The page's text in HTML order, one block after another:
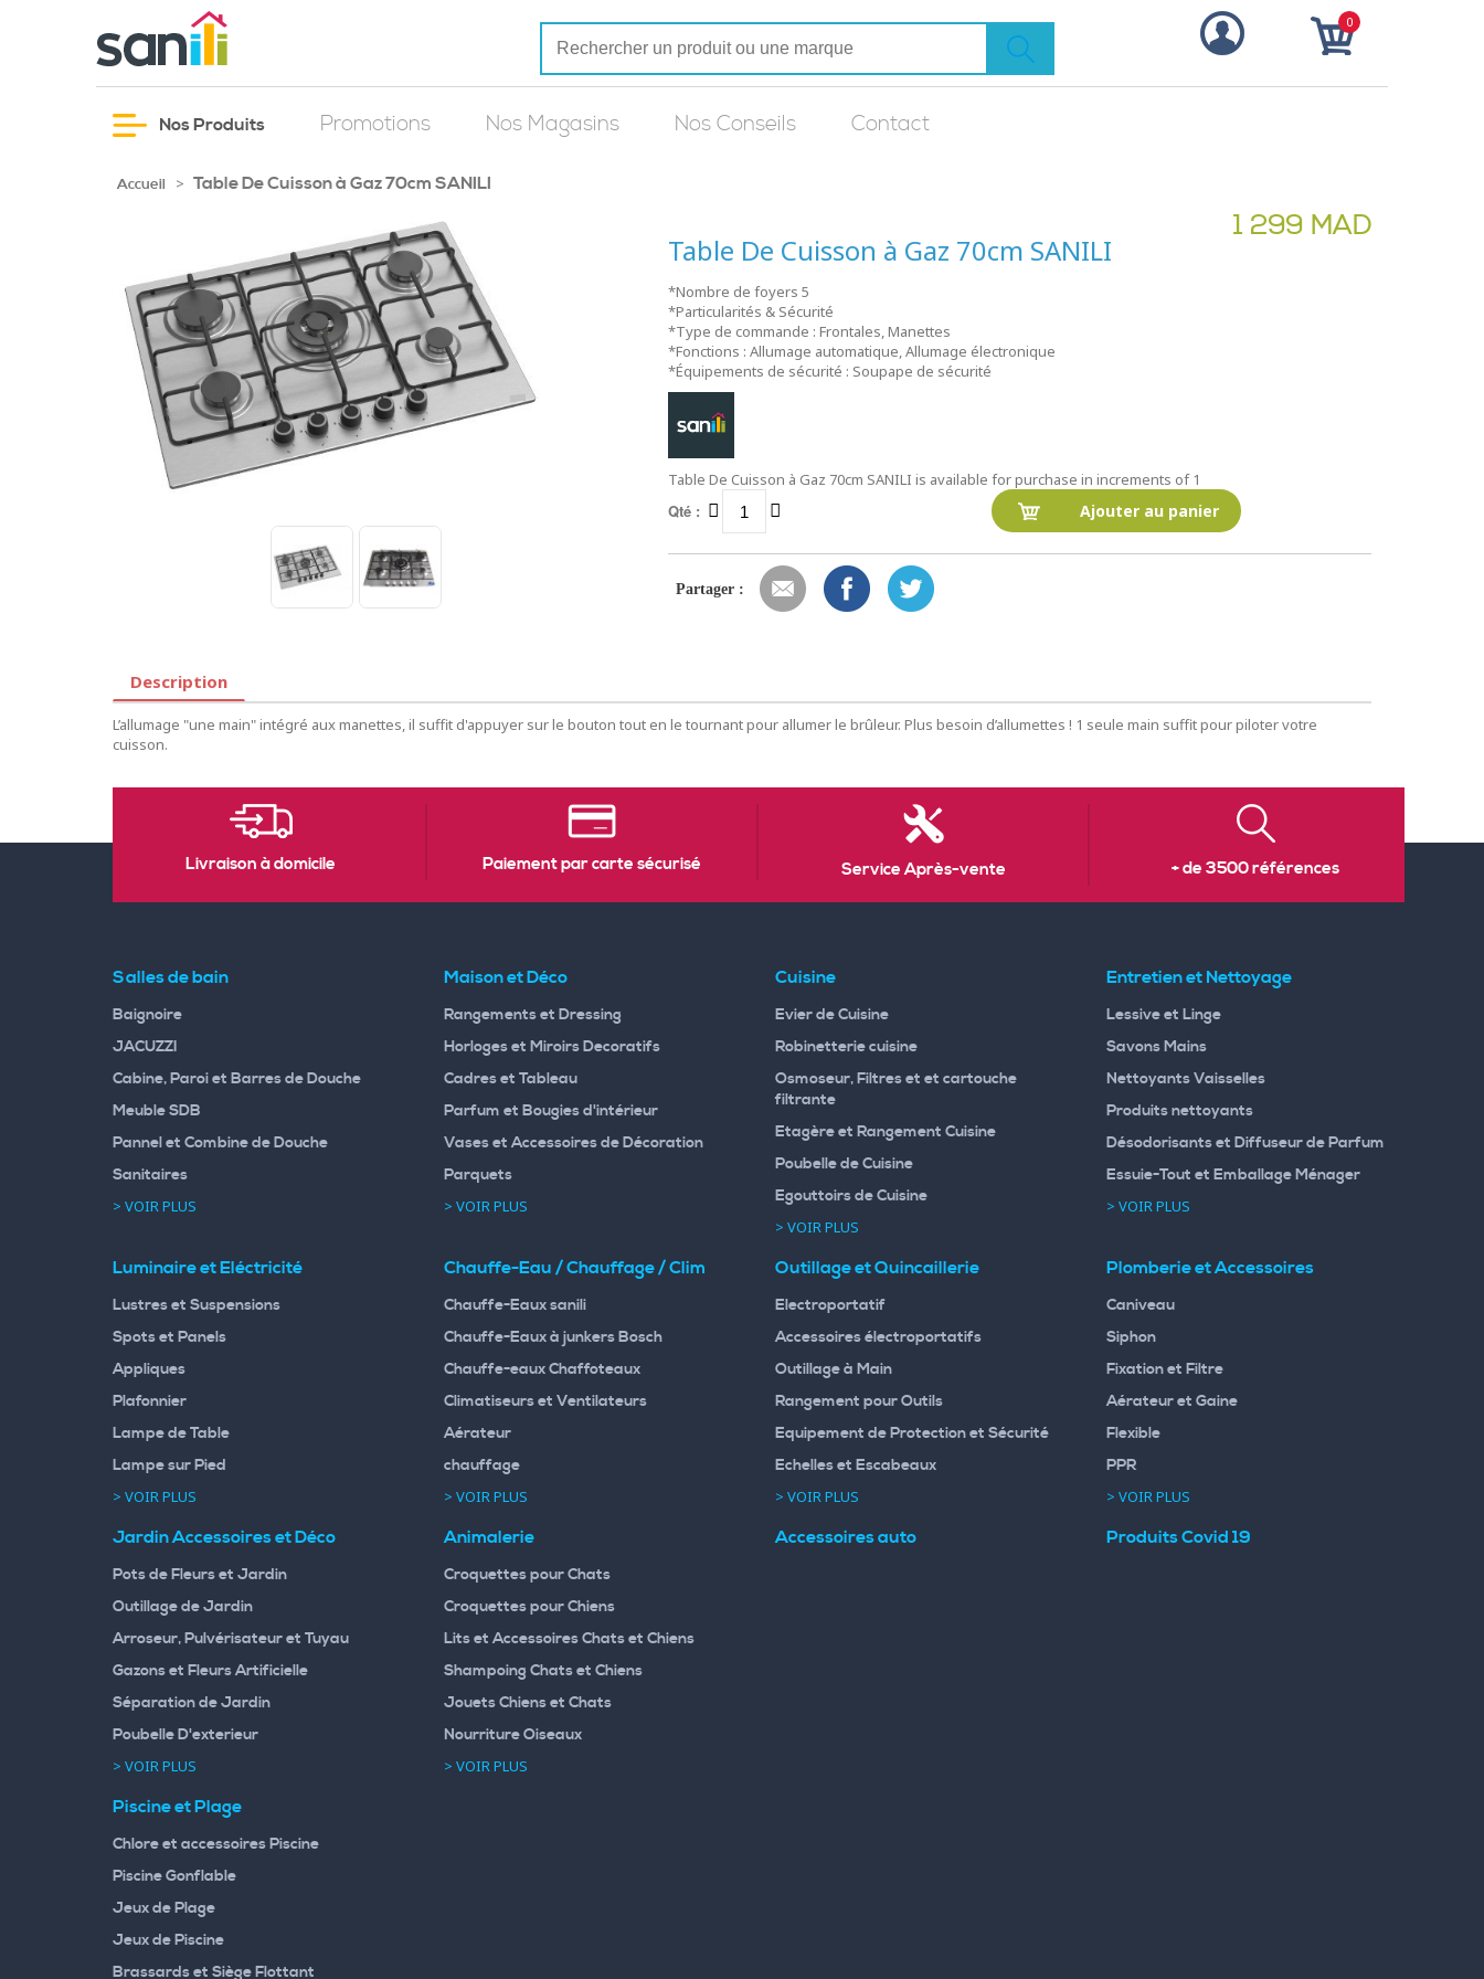
0
Nos Produits Promotions Nos Magasins Nos Conseils Contact
Accueil > Table De Cuisson à Gaz 70cm SANILI
Table De Cuisson à Gaz 70cm SANILI
1 299 MAD
*Nombre de foyers 5
*Particularités & Sécurité
*Type de commande : Frontales, Manettes
*Fonctions : Allumage automatique, Allumage électronique
*Équipements de sécurité : Soupape de sécurité
Table De Cuisson à Gaz 70cm SANILI is available for purchase in increments of 1
Qté : Ajouter au panier
Partager :
Description
L’allumage "une main" intégré aux manettes, il suffit d'appuyer sur le bouton tout en le tournant pour allumer le brûleur. Plus besoin d’allumettes ! 1 seule main suffit pour piloter votre
cuisson.
Livraison à domicile Paiement par carte sécurisé Service Après-vente + de 3500 références
Salles de bain
Baignoire
JACUZZI
Cabine, Paroi et Barres de Douche
Meuble SDB
Pannel et Combine de Douche
Sanitaires
> VOIR PLUS
Maison et Déco
Rangements et Dressing
Horloges et Miroirs Decoratifs
Cadres et Tableau
Parfum et Bougies d'intérieur
Vases et Accessoires de Décoration
Parquets
> VOIR PLUS
Cuisine
Evier de Cuisine
Robinetterie cuisine
Osmoseur, Filtres et et cartouche
filtrante
Etagère et Rangement Cuisine
Poubelle de Cuisine
Egouttoirs de Cuisine
> VOIR PLUS
Entretien et Nettoyage
Lessive et Linge
Savons Mains
Nettoyants Vaisselles
Produits nettoyants
Désodorisants et Diffuseur de Parfum
Essuie-Tout et Emballage Ménager
> VOIR PLUS
Luminaire et Eléctricité
Lustres et Suspensions
Spots et Panels
Appliques
Plafonnier
Lampe de Table
Lampe sur Pied
> VOIR PLUS
Chauffe-Eau / Chauffage / Clim
Chauffe-Eaux sanili
Chauffe-Eaux à junkers Bosch
Chauffe-eaux Chaffoteaux
Climatiseurs et Ventilateurs
Aérateur
chauffage
> VOIR PLUS
Outillage et Quincaillerie
Electroportatif
Accessoires électroportatifs
Outillage à Main
Rangement pour Outils
Equipement de Protection et Sécurité
Echelles et Escabeaux
> VOIR PLUS
Plomberie et Accessoires
Caniveau
Siphon
Fixation et Filtre
Aérateur et Gaine
Flexible
PPR
> VOIR PLUS
Jardin Accessoires et Déco
Pots de Fleurs et Jardin
Outillage de Jardin
Arroseur, Pulvérisateur et Tuyau
Gazons et Fleurs Artificielle
Séparation de Jardin
Poubelle D'exterieur
> VOIR PLUS
Animalerie
Croquettes pour Chats
Croquettes pour Chiens
Lits et Accessoires Chats et Chiens
Shampoing Chats et Chiens
Jouets Chiens et Chats
Nourriture Oiseaux
> VOIR PLUS
Accessoires auto Produits Covid 19
Piscine et Plage
Chlore et accessoires Piscine
Piscine Gonflable
Jeux de Plage
Jeux de Piscine
Brassards et Siège Flottant